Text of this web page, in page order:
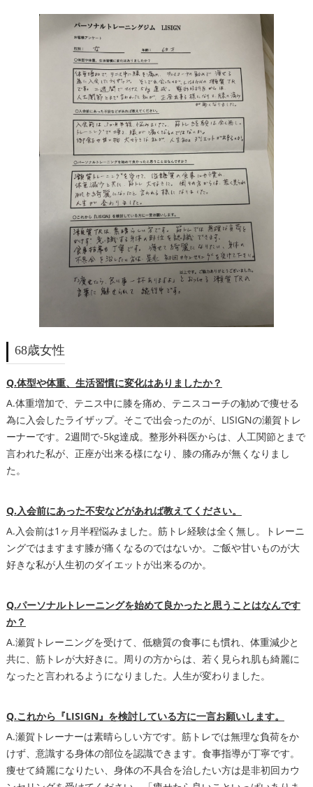
68歳女性
Q.体型や体重、生活習慣に変化はありましたか？
A.体重増加で、テニス中に膝を痛め、テニスコーチの勧めで痩せる
為に入会したライザップ。そこで出会ったのが、LISIGNの瀬賀トレ
ーナーです。2週間で-5kg達成。整形外科医からは、人工関節とまで
言われた私が、正座が出来る様になり、膝の痛みが無くなりまし
た。
Q.入会前にあった不安などがあれば教えてください。
A.入会前は1ヶ月半程悩みました。筋トレ経験は全く無し。トレーニ
ングではますます膝が痛くなるのではないか。ご飯や甘いものが大
好きな私が人生初のダイエットが出来るのか。
Q.パーソナルトレーニングを始めて良かったと思うことはなんです
か？
A.瀬賀トレーニングを受けて、低糖質の食事にも慣れ、体重減少と
共に、筋トレが大好きに。周りの方からは、若く見られ肌も綺麗に
なったと言われるようになりました。人生が変わりました。
Q.これから『LISIGN』を検討している方に一言お願いします。
A.瀬賀トレーナーは素晴らしい方です。筋トレでは無理な負荷をか
けず、意識する身体の部位を認識できます。食事指導が丁寧です。
痩せて綺麗になりたい、身体の不具合を治したい方は是非初回カウ